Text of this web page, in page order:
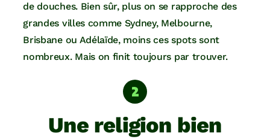
de douches. Bien sûr, plus on se rapproche des
grandes villes comme Sydney, Melbourne,
Brisbane ou Adélaïde, moins ces spots sont
nombreux. Mais on finit toujours par trouver.
Une religion bien